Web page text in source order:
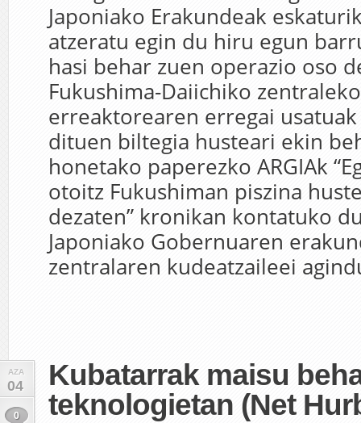
Japoniako Erakundeak
atzeratu egin du hiru egun
hasi behar zuen operazio oso
Fukushima-Daiichiko
erreaktorearen erregai
dituen biltegia husteari ekin
honetako paperezko ARGIAk
otoitz Fukushiman piszina
dezaten” kronikan kontatuko
Japoniako Gobernuaren
zentralaren kudeatzaileei
AZA
04
0
Kubatarrak maisu
teknologietan (Net